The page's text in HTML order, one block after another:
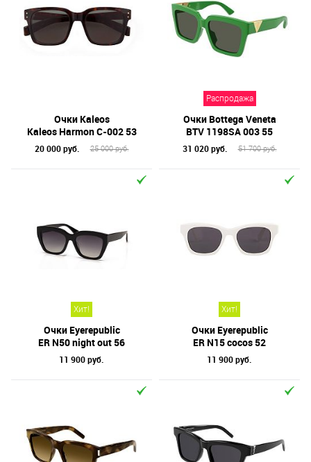
Очки Kaleos
Kaleos Harmon C-002 53
20 000 руб. 25 000 руб.
Распродажа
Очки Bottega Veneta
BTV 1198SA 003 55
31 020 руб. 51 700 руб.
Хит!
Очки Eyerepublic
ER N50 night out 56
11 900 руб.
Хит!
Очки Eyerepublic
ER N15 cocos 52
11 900 руб.